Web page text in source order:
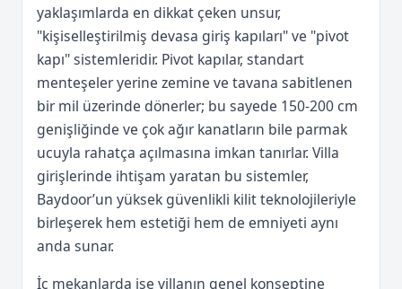
yaklaşımlarda en dikkat çeken unsur,
"kişiselleştirilmiş devasa giriş kapıları" ve "pivot
kapı" sistemleridir. Pivot kapılar, standart
menteşeler yerine zemine ve tavana sabitlenen
bir mil üzerinde dönerler; bu sayede 150-200 cm
genişliğinde ve çok ağır kanatların bile parmak
ucuyla rahatça açılmasına imkan tanırlar. Villa
girişlerinde ihtişam yaratan bu sistemler,
Baydoor’un yüksek güvenlikli kilit teknolojileriyle
birleşerek hem estetiği hem de emniyeti aynı
anda sunar.
İç mekanlarda ise villanın genel konseptine